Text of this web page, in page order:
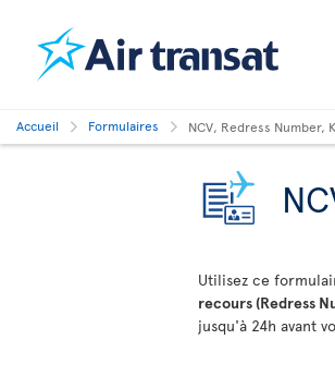
Accueil Formulaires NCV, Redress Number,
Utilisez ce
recours (Redress
jusqu'à 24h avant